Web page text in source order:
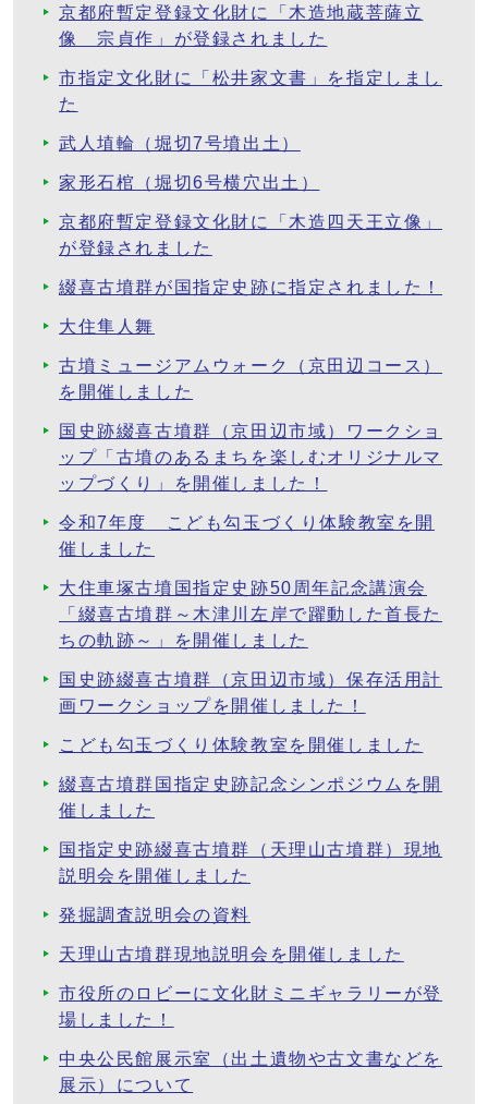
京都府暫定登録文化財に「木造地蔵菩薩立
像 宗貞作」が登録されました
市指定文化財に「松井家文書」を指定しまし
た
武人埴輪（堀切7号墳出土）
家形石棺（堀切6号横穴出土）
京都府暫定登録文化財に「木造四天王立像」
が登録されました
綴喜古墳群が国指定史跡に指定されました！
大住隼人舞
古墳ミュージアムウォーク（京田辺コース）
を開催しました
国史跡綴喜古墳群（京田辺市域）ワークショ
ップ「古墳のあるまちを楽しむオリジナルマ
ップづくり」を開催しました！
令和7年度 こども勾玉づくり体験教室を開
催しました
大住車塚古墳国指定史跡50周年記念講演会
「綴喜古墳群～木津川左岸で躍動した首長た
ちの軌跡～」を開催しました
国史跡綴喜古墳群（京田辺市域）保存活用計
画ワークショップを開催しました！
こども勾玉づくり体験教室を開催しました
綴喜古墳群国指定史跡記念シンポジウムを開
催しました
国指定史跡綴喜古墳群（天理山古墳群）現地
説明会を開催しました
発掘調査説明会の資料
天理山古墳群現地説明会を開催しました
市役所のロビーに文化財ミニギャラリーが登
場しました！
中央公民館展示室（出土遺物や古文書などを
展示）について